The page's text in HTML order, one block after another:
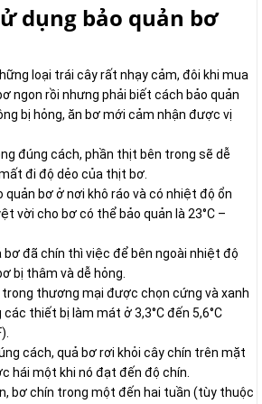
dụng bảo quản bơ
loại trái cây rất nhạy cảm, đôi khi mua
ngon rồi nhưng phải biết cách bảo quản
bị hỏng, ăn bơ mới cảm nhận được vị
đúng cách, phần thịt bên trong sẽ dễ
đi độ dẻo của thịt bơ.
quản bơ ở nơi khô ráo và có nhiệt độ ổn
vời cho bơ có thể bảo quản là 23°C –
bơ đã chín thì việc để bên ngoài nhiệt độ
bị thâm và dễ hỏng.
thương mại được chọn cứng và xanh
thiết bị làm mát ở 3,3°C đến 5,6°C
cách, quả bơ rơi khỏi cây chín trên mặt
hái một khi nó đạt đến độ chín.
bơ chín trong một đến hai tuần (tùy thuộc